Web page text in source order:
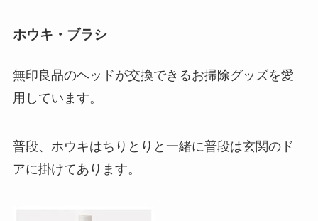
ホウキ・ブラシ
無印良品のヘッドが交換できるお掃除グッズを愛
用しています。
普段、ホウキはちりとりと一緒に普段は玄関のド
アに掛けてあります。